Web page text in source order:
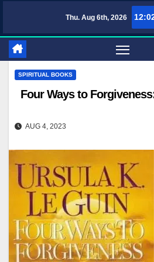
content
Thu. Aug 6th, 2026
TufaWrite – Latest Technology
SPIRITUAL BOOKS
Four Ways to
AUG 4, 2023